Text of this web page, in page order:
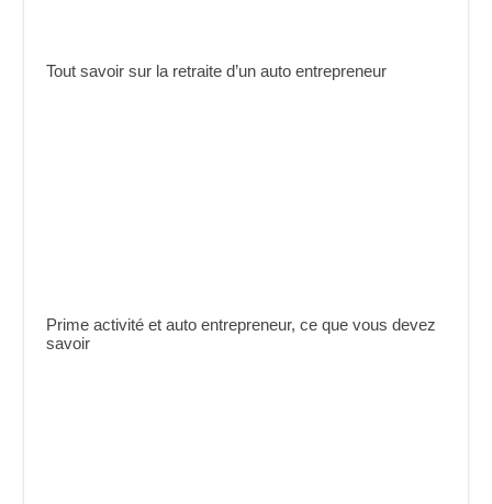
Tout savoir sur la retraite d’un auto entrepreneur
Prime activité et auto entrepreneur, ce que vous devez
savoir